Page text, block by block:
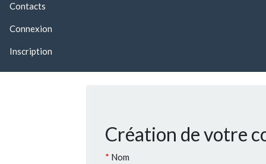
Contacts
Connexion
Inscription
Création de votre
Nom